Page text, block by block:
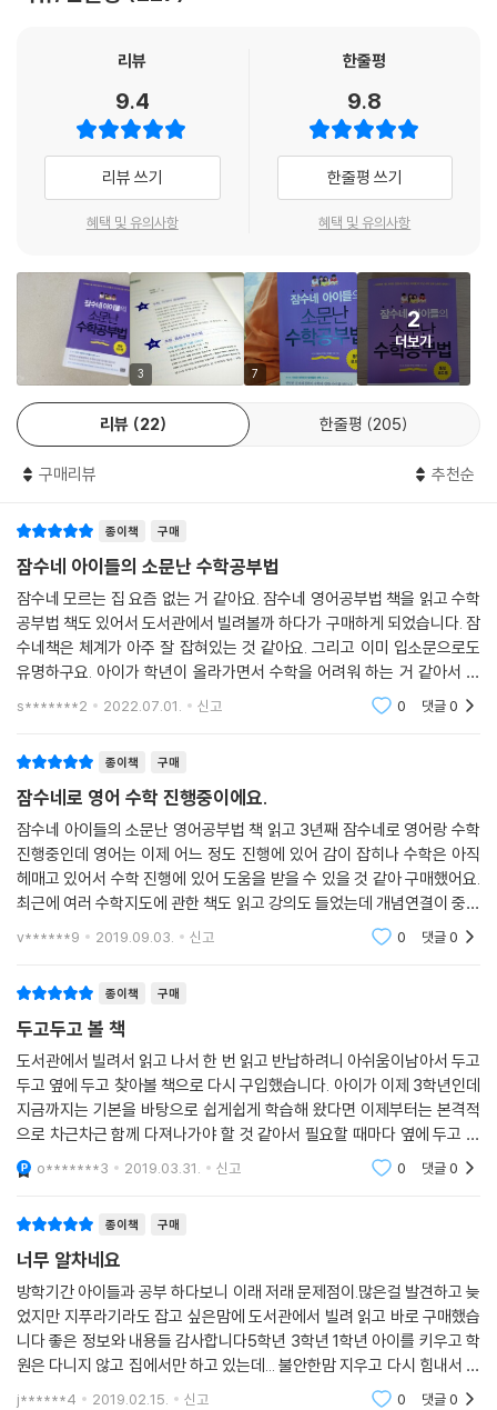
① 2009 개정 교육과정
5. 출판사별 문제집
① 출판사별 초등수학 문제집
② 출판사별 중등수학 문제집
사고력이라고 해서 특별히 거창한 것이 아닙니다. ‘문제를 어떻게 풀까 궁
리하는 것’이 바로 사고력입니다. 사고력은 우리 몸의 근육과 비슷합니다.
몸짱이 되려면 근육운동을 꾸준히 해야 하는 것처럼 사고력을 키우려면 수
학 문제를 꾸준히 생각하고 푸는 시간이 있어야 합니다. 어릴 때 퍼즐을 많
이 해보라는 것도 이 궁리 저 궁리하면서 혼자 해결방법을 찾는 연습을 할
수 있기 때문입니다. --- p.327
부모가 수학을 못한다고, 같이 놀아주기 힘들다고 문화센터의 블록강좌,
교구/퍼즐수업을 할 수 있는 곳만 찾으려 하지 마세요. 일주일에 1회 1시간
수업하는 것보다 집에서 매일매일 즐겁게 갖고 노는 게 효과 면에서 10배
이상입니다. 유아는 놀이나 게임의 규칙을 따라 하면서 여러 가지 개념을
익히게 됩니다. 또한 놀이나 게임을 하는 동안 인지 발달이나 사회성도 함
께 길러집니다.
--- p.386
응용력을 확인하는 신 유형이 다수 출제될 것으로 예측되어 수학실력을 확
육 경쟁 속에서 『잠수네 수학공부법』을 통해 내 아이에게 딱 맞는 확실한
수학 공부법을 찾을 수 있을 것이다.
수학에 대한 확실한 길을 찾다,
17년 노하우의 총정리 『잠수네 아이들의 소문난 수학공부법』
수학은 영어만큼이나 사교육의 비중이 높은 과목이다. 엄마가 직접 가르치
자니 자신감이 없고, 학년이 올라갈수록 함께 문제를 해결할 수 있는 부분
이 적다. 그러다보니 학원에 ‘일임’하게 되는 경우가 태반인데, 진도 맞추기
와 선행학습에 맞춰진 사교육 안에서 아이들은 수학공부의 재미를 발견하
지 못하고 흥미를 잃을 수밖에 없는 현실이다.
잠수네 학습법이 여타의 공부법과 차별화되는 지점은 그러한 학부모들의
고민을 함께 해결하고, 오랜 기간 검증해온 연령별, 단계별 ‘궁극의 공부
학공부에 대해 가장 궁금해하는 부분들을 놓치지 않고 명쾌한 해답을 알려
까지 해야 하는지, 사고력 수학과 창의력 수학은 어떻게 공부하는 것인지,
과연 학원은 어떻게 보내야할지 등 잠수네 회원들과 함께 고민한 문제들을
수년간의 체험으로 입증한 사례를 바탕으로 설득력 있게 전한다.
『잠수네 아이들의 소문난 수학공부법』은 본질에 충실하여 실수나 긴장으
로 인해 놓치는 문제가 없도록, 그리고 진득하게 문제해결을 할 수 있도록
최적의 학습 솔루션을 제시한다. 이 책은 부모들이 더 이상 눈앞의 점수에
연연하지 않고, 아이들이 수학에 대한 즐거움을 맛보며 사고력과 문제해결
깨워줄 것이다.
잠수네 수십만 엄마들과 아이들이 검증한 공부법의 결정판
수학이 즐거워지는 추천 교구와 교재 목록 수록
1부에서는 수학에 대한 부모들의 고민을 살펴보고, 어떤 방식으로 우리 아
이에게 꼭 맞는 수학공부법을 찾을 수 있을지 접근법에 대한 개괄적인 안
내를 담았다. 사교육이 꼭 필요한지, 사교육을 하면서 주의할 사항은 무엇
공부를 시켜야 할지에 대한 방법을 모색하고 있다. 또한 사고력과 창의력
이란 단어로 부모들의 걱정을 만드는 학원들의 진실에 대해서 Tip을 통해
설명한다.
2부에서는 초등, 중등 수학 학습로드맵을 그린다. 2009년과 2015년 개정
교육과정의 변화를 일목요연하게 비교하여 초등수학, 중등수학, 고등수학
진행시 역점을 둘 부분을 진단한다. 또한, 기본과정-응용과정-심화과정-
3부에서는 수학 영역별 학습방법을 알려준다. 아이들이 특히 실수가 잦은
도형에 대한 이해, 그리고 개정교육과정 이후 부모님들의 최대 난제인 서
술형 문제에 대한 꼼꼼한 안내는 수학에 대한 돌파구가 있음을 확인할 수
있는 부분이다.
수학실력을 키우는 데 핵심은 오답과 개념을 확실하게 짚고 가는 데 있다.
효과적이고, 효율적인 오답노트 기록과 복습법, 그리고 수학의 개념을 꽉
잡아주는 개념노트 작성방법으로 어떠한 변형 문제에도 흔들리지 않는 기
본기를 다질 수 있다.
리뷰
9.4
리뷰 쓰기
혜택 및 유의사항
한줄평
9.8
한줄평 쓰기
혜택 및 유의사항
3 7
2
더보기
리뷰 22 한줄평 205
구매리뷰 추천순
종이책 구매
잠수네 아이들의 소문난 수학공부법
잠수네 모르는 집 요즘 없는 거 같아요. 잠수네 영어공부법 책을 읽고 수학
공부법 책도 있어서 도서관에서 빌려볼까 하다가 구매하게 되었습니다. 잠
수네책은 체계가 아주 잘 잡혀있는 것 같아요. 그리고 이미 입소문으로도
유명하구요. 아이가 학년이 올라가면서 수학을 어려워 하는 거 같아서 아
이에게 학원도 중요하지만 집에서 어떤 도움을 줄 수 있을까 생각하며 읽
s*******2 2022.07.01. 신고 0 댓글0
종이책 구매
잠수네로 영어 수학 진행중이에요.
잠수네 아이들의 소문난 영어공부법 책 읽고 3년째 잠수네로 영어랑 수학
진행중인데 영어는 이제 어느 정도 진행에 있어 감이 잡히나 수학은 아직
헤매고 있어서 수학 진행에 있어 도움을 받을 수 있을 것 같아 구매했어요.
최근에 여러 수학지도에 관한 책도 읽고 강의도 들었는데 개념연결이 중요
함을 깨닫게 되었거든요. 지금 읽고 있는 중인데 아무쪼록 수학진행에 큰
v******9 2019.09.03. 신고 0 댓글0
종이책 구매
두고두고 볼 책
도서관에서 빌려서 읽고 나서 한 번 읽고 반납하려니 아쉬움이남아서 두고
두고 옆에 두고 찾아볼 책으로 다시 구입했습니다. 아이가 이제 3학년인데
지금까지는 기본을 바탕으로 쉽게쉽게 학습해 왔다면 이제부터는 본격적
으로 차근차근 함께 다져나가야 할 것 같아서 필요할 때마다 옆에 두고 도
움받으려고 해요~ 학원이나 기타 사교육을 시킨다 하더라도 엄마가 알고
챙겨야 하는 건 기
o*******3 2019.03.31. 신고 0 댓글0
종이책 구매
너무 알차네요
방학기간 아이들과 공부 하다보니 이래 저래 문제점이.많은걸 발견하고 늦
었지만 지푸라기라도 잡고 싶은맘에 도서관에서 빌려 읽고 바로 구매했습
니다 좋은 정보와 내용들 감사합니다5학년 3학년 1학년 아이를 키우고 학
원은 다니지 않고 집에서만 하고 있는데... 불안한맘 지우고 다시 힘내서 할
수 있는 발판을 다져 주시니 또 힘내서 일어설수 있게.되었네요
j******4 2019.02.15. 신고 0 댓글0